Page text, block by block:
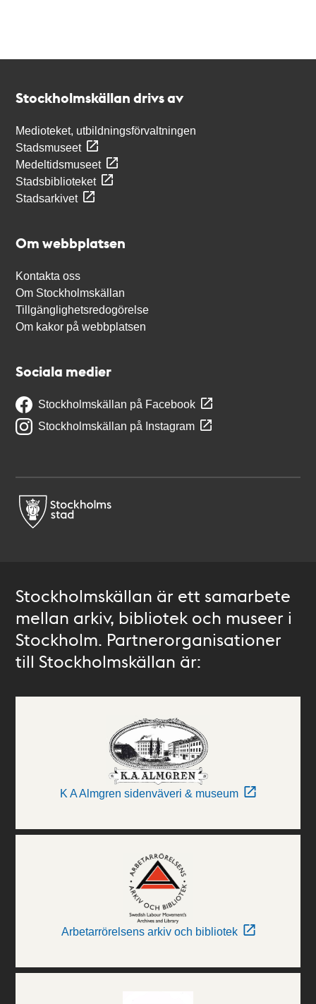
Stockholmskällan drivs av
Medioteket, utbildningsförvaltningen
Stadsmuseet
Medeltidsmuseet
Stadsbiblioteket
Stadsarkivet
Om webbplatsen
Kontakta oss
Om Stockholmskällan
Tillgänglighetsredogörelse
Om kakor på webbplatsen
Sociala medier
Stockholmskällan på Facebook
Stockholmskällan på Instagram
Stockholmskällan är ett samarbete
mellan arkiv, bibliotek och museer i
Stockholm. Partnerorganisationer
till Stockholmskällan är:
K A Almgren sidenväveri & museum
Arbetarrörelsens arkiv och bibliotek